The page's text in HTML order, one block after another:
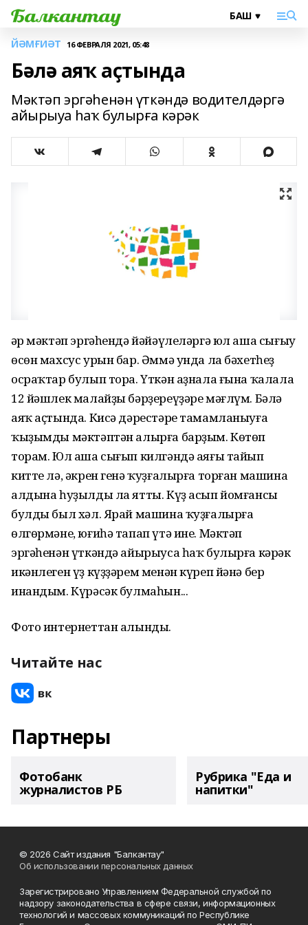
ЙӘМҒИӘТ 16 ФЕВРАЛЯ 2021, 05:48
Бәлә аяҡ аҫтында
Мәктәп эргәһенән үткәндә водителдәргә
айырыуа һаҡ булырға кәрәк
Һәр мәктәп эргәһендә йәйәүлеләргә юл аша сығыу
өсөн махсус урын бар. Әммә унда ла бәхетһеҙ
осраҡтар булып тора. Үткән аҙнала ғына ҡалала
12 йәшлек малайҙы бәрҙереүҙәре мәғлүм. Бәлә
аяҡ аҫтында. Кисә дәрестәре тамамланыуға
ҡыҙымды мәктәптән алырға барҙым. Көтөп
торам. Юл аша сығып килгәндә аяғы тайып
китте лә, әкрен генә ҡуҙғалырға торған машина
алдына һуҙылды ла ятты. Күҙ асып йомғансы
булды был хәл. Ярай машина ҡуҙғалырға
өлгөрмәне, юғиһә тапап үтә ине. Мәктәп
эргәһенән үткәндә айырыуса һаҡ булырға кәрәк
икәнлеген үҙ күҙҙәрем менән күреп йәнә бер
инандым. Күрәсәк булмаһын...
Фото интернеттан алынды.
Читайте нас
Партнеры
Фотобанк
журналистов РБ
Рубрика "Еда и
напитки"
© 2026 Сайт издания "Балкантау"
Об использовании персональных данных
Зарегистрировано Управлением Федеральной службой по
надзору законодательства в сфере связи, информационных
технологий и массовых коммуникаций по Республике